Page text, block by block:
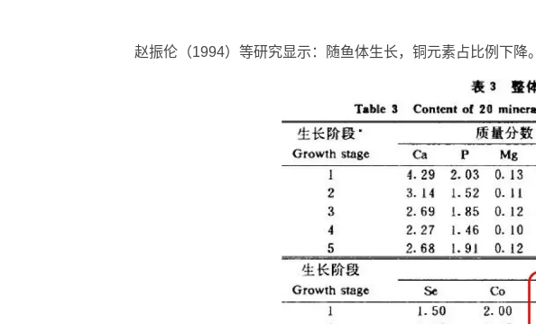
赵振伦（1994）等研究显示：随鱼体生长，铜元素占比例下降。